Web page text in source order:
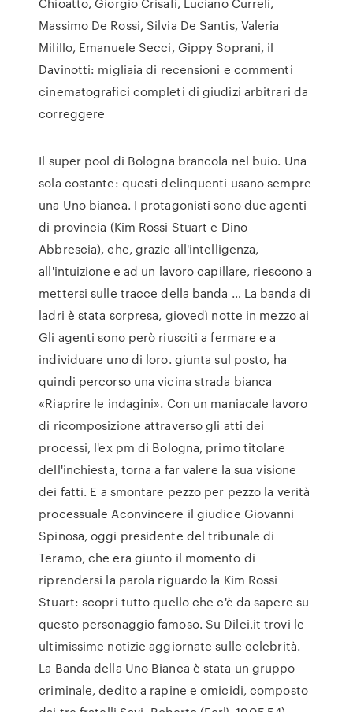
Massimo De Rossi, Silvia De Santis, Valeria
Milillo, Emanuele Secci, Gippy Soprani, il
Davinotti: migliaia di recensioni e commenti
cinematografici completi di giudizi arbitrari da
correggere
Il super pool di Bologna brancola nel buio. Una
sola costante: questi delinquenti usano sempre
una Uno bianca. I protagonisti sono due agenti
di provincia (Kim Rossi Stuart e Dino
Abbrescia), che, grazie all'intelligenza,
all'intuizione e ad un lavoro capillare, riescono a
mettersi sulle tracce della banda … La banda di
ladri è stata sorpresa, giovedì notte in mezzo ai
Gli agenti sono però riusciti a fermare e a
individuare uno di loro. giunta sul posto, ha
quindi percorso una vicina strada bianca
«Riaprire le indagini». Con un maniacale lavoro
di ricomposizione attraverso gli atti dei
processi, l'ex pm di Bologna, primo titolare
dell'inchiesta, torna a far valere la sua visione
dei fatti. E a smontare pezzo per pezzo la verità
processuale Aconvincere il giudice Giovanni
Spinosa, oggi presidente del tribunale di
Teramo, che era giunto il momento di
riprendersi la parola riguardo la Kim Rossi
Stuart: scopri tutto quello che c'è da sapere su
questo personaggio famoso. Su Dilei.it trovi le
ultimissime notizie aggiornate sulle celebrità.
La Banda della Uno Bianca è stata un gruppo
criminale, dedito a rapine e omicidi, composto